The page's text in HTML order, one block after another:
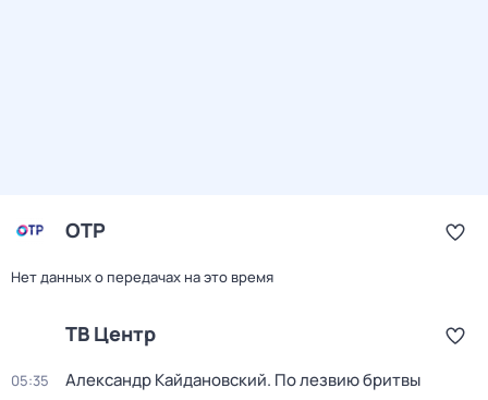
ОТР
Нет данных о передачах на это время
ТВ Центр
05:35 Александр Кайдановский. По лезвию бритвы